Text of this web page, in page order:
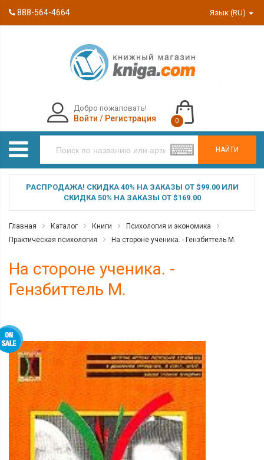
888-564-4664 Язык (RU)
НАЙТИ
Добро пожаловать!
Войти / Регистрация 0
РАСПРОДАЖА! СКИДКА 40% НА ЗАКАЗЫ ОТ $99.00 ИЛИ
СКИДКА 50% НА ЗАКАЗЫ ОТ $169.00
Главная Каталог Книги
Психология и экономика
Практическая психология
На стороне ученика. - Гензбиттель М.
На стороне ученика. -
Гензбиттель М.